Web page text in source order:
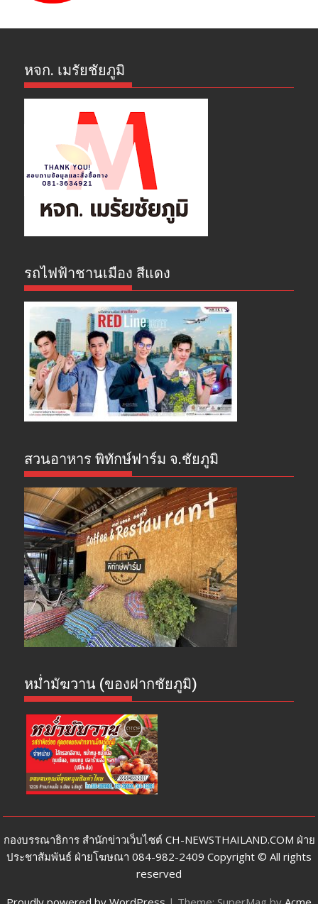
หจก. เมรัยชัยภูมิ
รถไฟฟ้าชานเมือง สีแดง
สวนอาหาร พิทักษ์ฟาร์ม จ.ชัยภูมิ
หม่ำมัฆวาน (ของฝากชัยภูมิ)
กองบรรณาธิการ สำนักข่าวเว็บไซต์ CH-NEWSTHAILAND.COM ฝ่าย
ประชาสัมพันธ์ ฝ่ายโฆษณา 084-982-2409 Copyright © All rights
reserved